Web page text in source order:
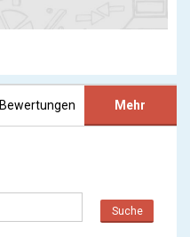
Bewertungen Mehr
Suche